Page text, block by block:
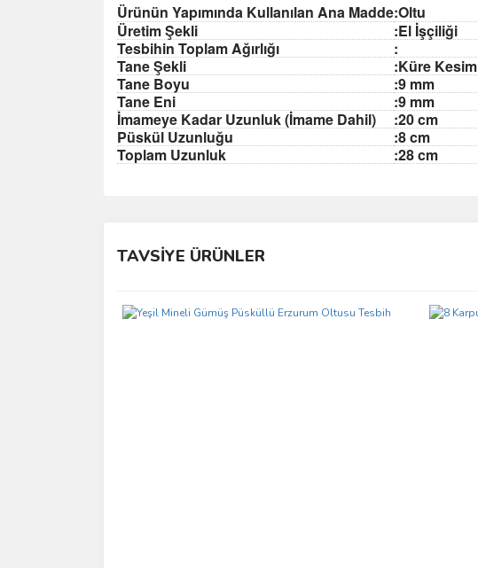
Ürünün Yapımında Kullanılan Ana Madde:Oltu
Üretim Şekli
:El İşçiliği
Tesbihin Toplam Ağırlığı
:
Tane Şekli
:Küre Kesim
Tane Boyu
:9 mm
Tane Eni
:9 mm
İmameye Kadar Uzunluk (İmame Dahil)
:20 cm
Püskül Uzunluğu
:8 cm
Toplam Uzunluk
:28 cm
TAVSİYE ÜRÜNLER